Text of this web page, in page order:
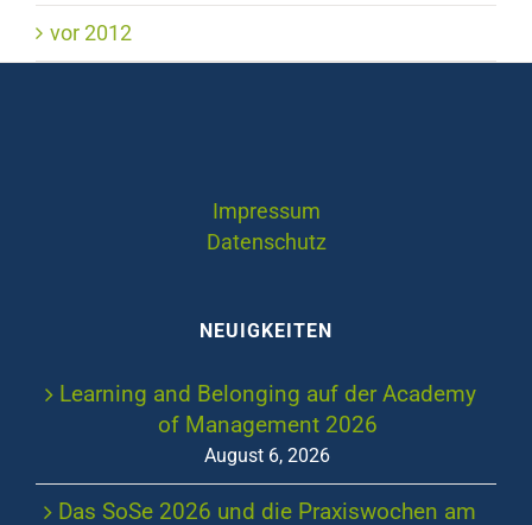
vor 2012
Impressum
Datenschutz
NEUIGKEITEN
Learning and Belonging auf der Academy
of Management 2026
August 6, 2026
Das SoSe 2026 und die Praxiswochen am